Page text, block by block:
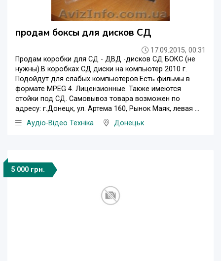
продам боксы для дисков СД
17.09.2015, 00:31
Продам коробки для СД - ДВД -дисков СД БОКС (не
нужны).В коробках СД диски на компьютер 2010 г.
Подойдут для слабых компьютеров.Есть фильмы в
формате MPEG 4. Лицензионные. Также имеются
стойки под СД. Самовывоз товара возможен по
адресу: г.Донецк, ул. Артема 160, Рынок Маяк, левая ...
Аудіо-Відео Техніка
Донецьк
5 000 грн.